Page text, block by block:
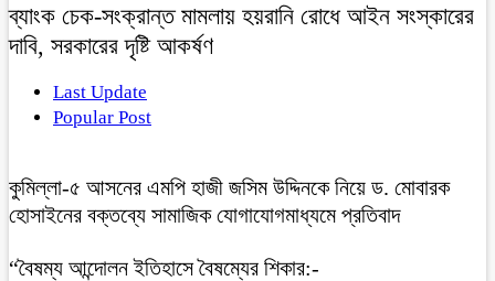
ব্যাংক চেক-সংক্রান্ত মামলায় হয়রানি রোধে আইন সংস্কারের
দাবি, সরকারের দৃষ্টি আকর্ষণ
Last Update
Popular Post
কুমিল্লা-৫ আসনের এমপি হাজী জসিম উদ্দিনকে নিয়ে ড. মোবারক
হোসাইনের বক্তব্যে সামাজিক যোগাযোগমাধ্যমে প্রতিবাদ
“বৈষম্য আন্দোলন ইতিহাসে বৈষম্যের শিকার:-